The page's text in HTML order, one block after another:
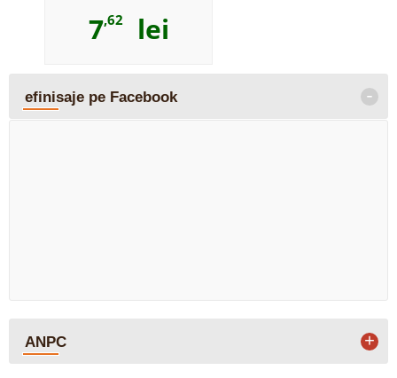
7,62lei
efinisaje pe Facebook -
ANPC +